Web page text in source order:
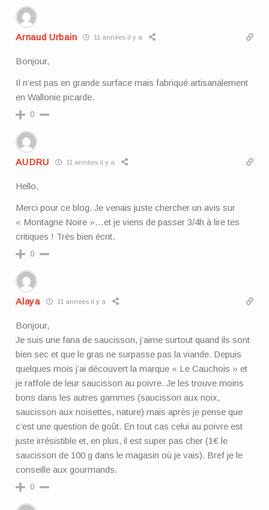
Arnaud Urbain 11 années il y a
Bonjour,
Il n’est pas en grande surface mais fabriqué artisanalement
en Wallonie picarde.
0
AUDRU 11 années il y a
Hello,
Merci pour ce blog. Je venais juste chercher un avis sur
« Montagne Noire »…et je viens de passer 3/4h à lire tes
critiques ! Très bien écrit.
0
Alaya 11 années il y a
Bonjour,
Je suis une fana de saucisson, j’aime surtout quand ils sont
bien sec et que le gras ne surpasse pas la viande. Depuis
quelques mois j’ai découvert la marque « Le Cauchois » et
je raffole de leur saucisson au poivre. Je les trouve moins
bons dans les autres gammes (saucisson aux noix,
saucisson aux noisettes, nature) mais après je pense que
c’est une question de goût. En tout cas celui au poivre est
juste irrésistible et, en plus, il est super pas cher (1€ le
saucisson de 100 g dans le magasin où je vais). Bref je le
conseille aux gourmands.
0